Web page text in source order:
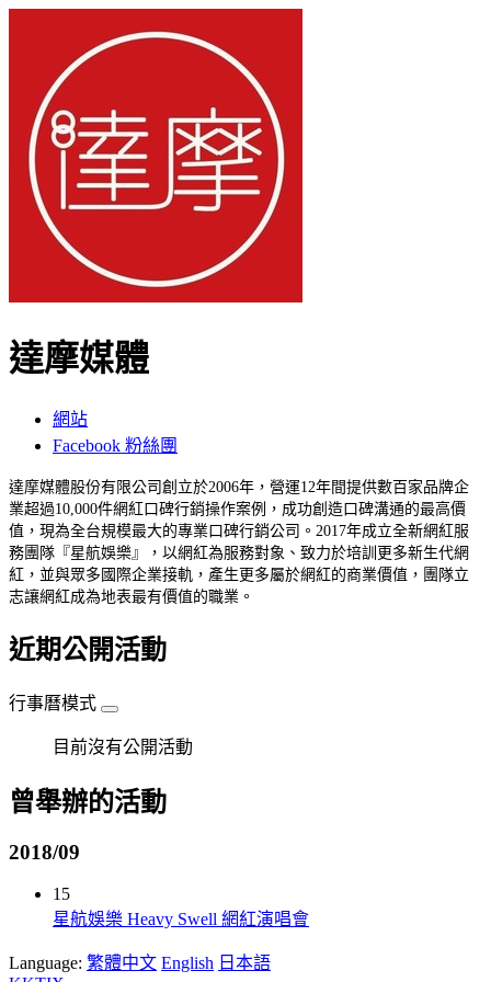
達摩媒體
網站
Facebook 粉絲團
達摩媒體股份有限公司創立於2006年，營運12年間提供數百家品牌企
業超過10,000件網紅口碑行銷操作案例，成功創造口碑溝通的最高價
值，現為全台規模最大的專業口碑行銷公司。 2017年成立全新網紅服
務團隊『星航娛樂』，以網紅為服務對象、致力於培訓更多新生代網
紅，並與眾多國際企業接軌，產生更多屬於網紅的商業價值，團隊立
志讓網紅成為地表最有價值的職業。
近期公開活動
行事曆模式
目前沒有公開活動
曾舉辦的活動
2018/09
15
星航娛樂 Heavy Swell 網紅演唱會
Language: 繁體中文 English 日本語